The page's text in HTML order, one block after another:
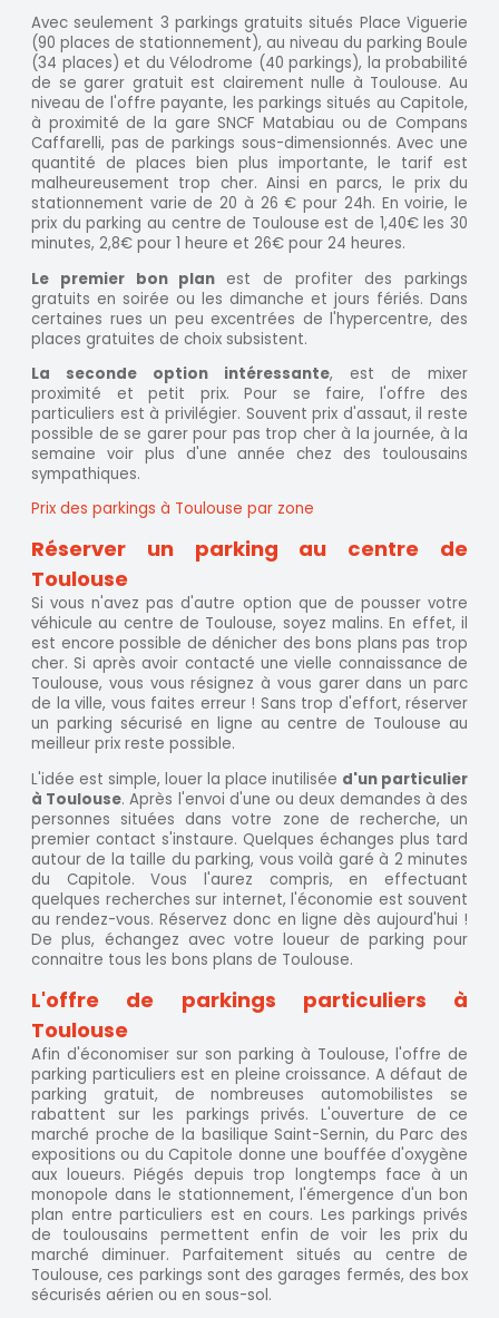
Avec seulement 3 parkings gratuits situés Place Viguerie
(90 places de stationnement), au niveau du parking Boule
(34 places) et du Vélodrome (40 parkings), la probabilité
de se garer gratuit est clairement nulle à Toulouse. Au
niveau de l'offre payante, les parkings situés au Capitole,
à proximité de la gare SNCF Matabiau ou de Compans
Caffarelli, pas de parkings sous-dimensionnés. Avec une
quantité de places bien plus importante, le tarif est
malheureusement trop cher. Ainsi en parcs, le prix du
stationnement varie de 20 à 26 € pour 24h. En voirie, le
prix du parking au centre de Toulouse est de 1,40€ les 30
minutes, 2,8€ pour 1 heure et 26€ pour 24 heures.
Le premier bon plan est de profiter des parkings
gratuits en soirée ou les dimanche et jours fériés. Dans
certaines rues un peu excentrées de l'hypercentre, des
places gratuites de choix subsistent.
La seconde option intéressante, est de mixer
proximité et petit prix. Pour se faire, l'offre des
particuliers est à privilégier. Souvent prix d'assaut, il reste
possible de se garer pour pas trop cher à la journée, à la
semaine voir plus d'une année chez des toulousains
sympathiques.
Prix des parkings à Toulouse par zone
Réserver un parking au centre de
Toulouse
Si vous n'avez pas d'autre option que de pousser votre
véhicule au centre de Toulouse, soyez malins. En effet, il
est encore possible de dénicher des bons plans pas trop
cher. Si après avoir contacté une vielle connaissance de
Toulouse, vous vous résignez à vous garer dans un parc
de la ville, vous faites erreur ! Sans trop d'effort, réserver
un parking sécurisé en ligne au centre de Toulouse au
meilleur prix reste possible.
L'idée est simple, louer la place inutilisée d'un particulier
à Toulouse. Après l'envoi d'une ou deux demandes à des
personnes situées dans votre zone de recherche, un
premier contact s'instaure. Quelques échanges plus tard
autour de la taille du parking, vous voilà garé à 2 minutes
du Capitole. Vous l'aurez compris, en effectuant
quelques recherches sur internet, l'économie est souvent
au rendez-vous. Réservez donc en ligne dès aujourd'hui !
De plus, échangez avec votre loueur de parking pour
connaitre tous les bons plans de Toulouse.
L'offre de parkings particuliers à
Toulouse
Afin d'économiser sur son parking à Toulouse, l'offre de
parking particuliers est en pleine croissance. A défaut de
parking gratuit, de nombreuses automobilistes se
rabattent sur les parkings privés. L'ouverture de ce
marché proche de la basilique Saint-Sernin, du Parc des
expositions ou du Capitole donne une bouffée d'oxygène
aux loueurs. Piégés depuis trop longtemps face à un
monopole dans le stationnement, l'émergence d'un bon
plan entre particuliers est en cours. Les parkings privés
de toulousains permettent enfin de voir les prix du
marché diminuer. Parfaitement situés au centre de
Toulouse, ces parkings sont des garages fermés, des box
sécurisés aérien ou en sous-sol.